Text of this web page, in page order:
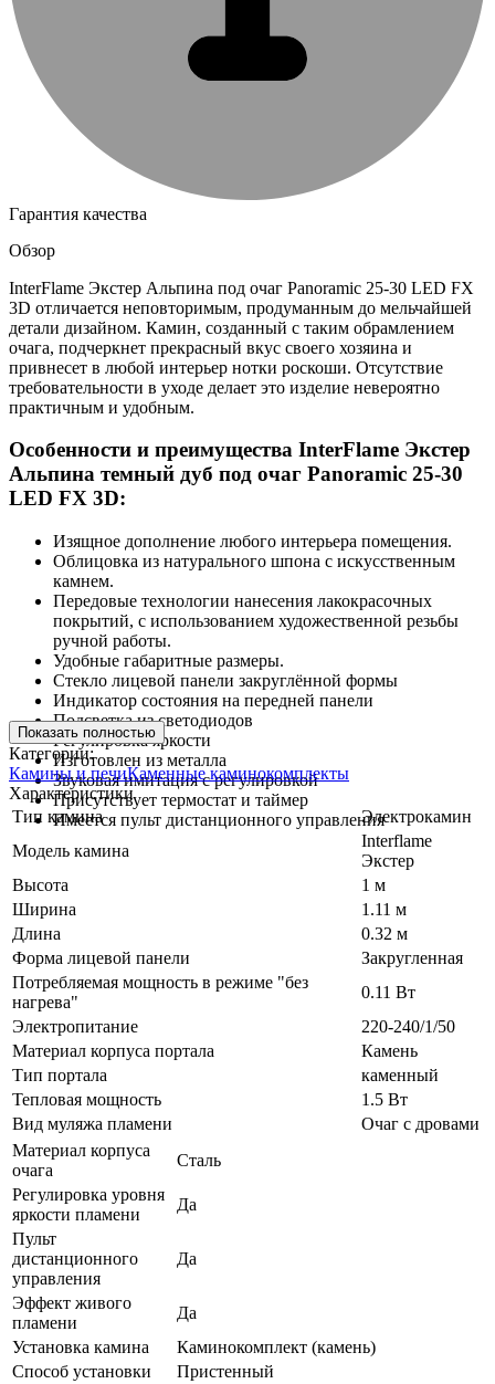
Гарантия качества
Обзор
InterFlame Экстер Альпина под очаг Panoramic 25-30 LED FX
3D отличается неповторимым, продуманным до мельчайшей
детали дизайном. Камин, созданный с таким обрамлением
очага, подчеркнет прекрасный вкус своего хозяина и
привнесет в любой интерьер нотки роскоши. Отсутствие
требовательности в уходе делает это изделие невероятно
практичным и удобным.
Особенности и преимущества InterFlame Экстер
Альпина темный дуб под очаг Panoramic 25-30
LED FX 3D:
Изящное дополнение любого интерьера помещения.
Облицовка из натурального шпона с искусственным
камнем.
Передовые технологии нанесения лакокрасочных
покрытий, с использованием художественной резьбы
ручной работы.
Удобные габаритные размеры.
Стекло лицевой панели закруглённой формы
Индикатор состояния на передней панели
Подсветка из светодиодов
Регулировка яркости
Изготовлен из металла
Звуковая имитация с регулировкой
Присутствует термостат и таймер
Имеется пульт дистанционного управления
Показать полностью
Категории:
Камины и печиКаменные каминокомплекты
Характеристики
Тип камина
Электрокамин
Модель камина
Interflame
Экстер
Высота
1 м
Ширина
1.11 м
Длина
0.32 м
Форма лицевой панели
Закругленная
Потребляемая мощность в режиме "без
нагрева"
0.11 Вт
Электропитание
220-240/1/50
Материал корпуса портала
Камень
Тип портала
каменный
Тепловая мощность
1.5 Вт
Вид муляжа пламени
Очаг с дровами
Материал корпуса
очага
Сталь
Регулировка уровня
яркости пламени
Да
Пульт
дистанционного
управления
Да
Эффект живого
пламени
Да
Установка камина
Каминокомплект (камень)
Способ установки
Пристенный